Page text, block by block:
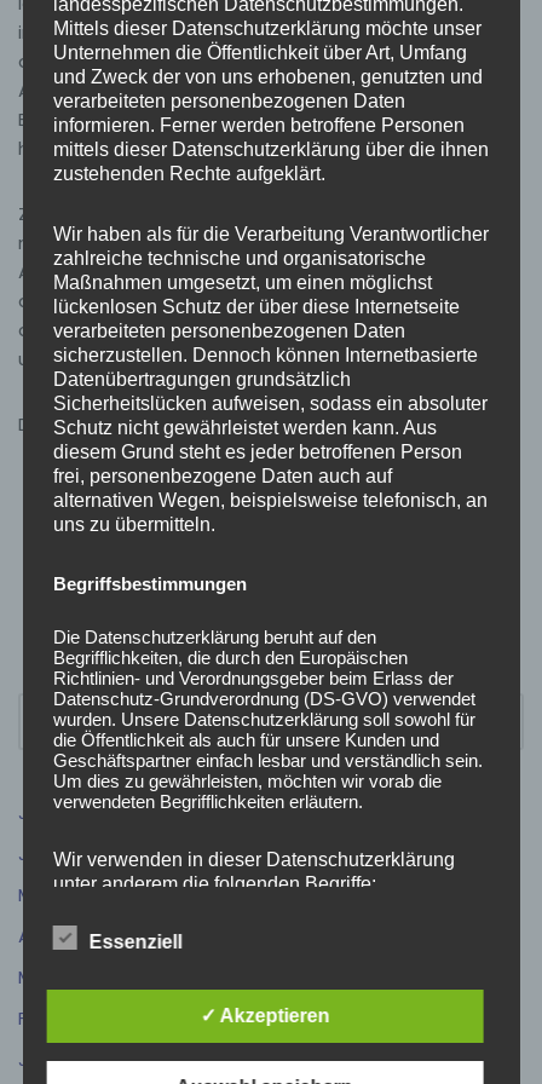
informierte er über den aktuellen Stand beim Neubau
des Feuerwehrgerätehauses und wies auf die
Anhebung der Altersgrenze im aktiven Dienst hin.
Besonders hob er den Einsatz der jungen Kameraden
hervor.
Zum Abschluss gratulierte Kommandant Schäfer
nochmals den Gewählten, bedankte sich bei allen
Anwesenden für ihre Teilnahme und Unterstützung bei
der vorangegangenen Übung. Er zeigte sich erfreut,
dass der Ausschuss nun wieder vollständig besetzt ist,
und eröffnete schließlich das Buffet.
Die Sitzung endete um 18:00 Uhr.
Juli 2026(9)
Juni 2026(5)
Mai 2026 (4)
April 2026(5)
März 2026
Februar 2026
Januar 2026(1)
landesspezifischen Datenschutzbestimmungen.
Mittels dieser Datenschutzerklärung möchte unser
Unternehmen die Öffentlichkeit über Art, Umfang
und Zweck der von uns erhobenen, genutzten und
verarbeiteten personenbezogenen Daten
informieren. Ferner werden betroffene Personen
mittels dieser Datenschutzerklärung über die ihnen
zustehenden Rechte aufgeklärt.
Wir haben als für die Verarbeitung Verantwortlicher
zahlreiche technische und organisatorische
Maßnahmen umgesetzt, um einen möglichst
lückenlosen Schutz der über diese Internetseite
verarbeiteten personenbezogenen Daten
sicherzustellen. Dennoch können Internetbasierte
Datenübertragungen grundsätzlich
Sicherheitslücken aufweisen, sodass ein absoluter
Schutz nicht gewährleistet werden kann. Aus
diesem Grund steht es jeder betroffenen Person
frei, personenbezogene Daten auch auf
alternativen Wegen, beispielsweise telefonisch, an
uns zu übermitteln.
Begriffsbestimmungen
Die Datenschutzerklärung beruht auf den
Begrifflichkeiten, die durch den Europäischen
Richtlinien- und Verordnungsgeber beim Erlass der
Datenschutz-Grundverordnung (DS-GVO) verwendet
wurden. Unsere Datenschutzerklärung soll sowohl für
die Öffentlichkeit als auch für unsere Kunden und
Geschäftspartner einfach lesbar und verständlich sein.
Um dies zu gewährleisten, möchten wir vorab die
verwendeten Begrifflichkeiten erläutern.
Wir verwenden in dieser Datenschutzerklärung
unter anderem die folgenden Begriffe:
a) personenbezogene Daten
Personenbezogene Daten sind alle Informationen, die
Essenziell
✓ Akzeptieren